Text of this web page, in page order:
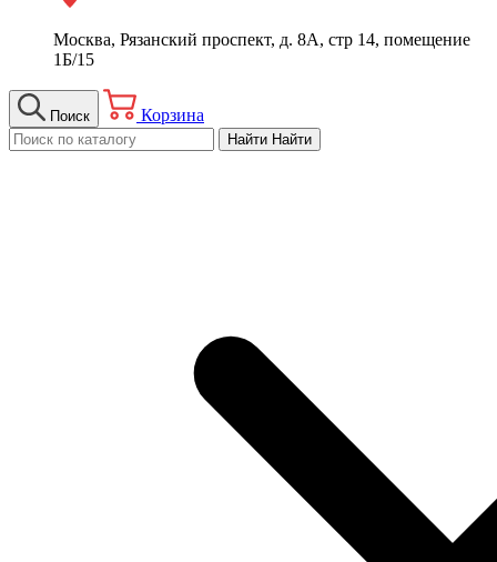
Москва, Рязанский проспект, д. 8А, стр 14, помещение
1Б/15
Поиск Корзина
Найти Найти